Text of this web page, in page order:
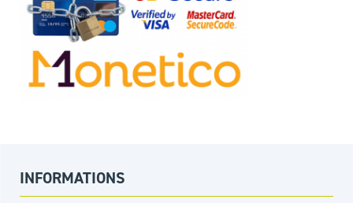
INFORMATIONS